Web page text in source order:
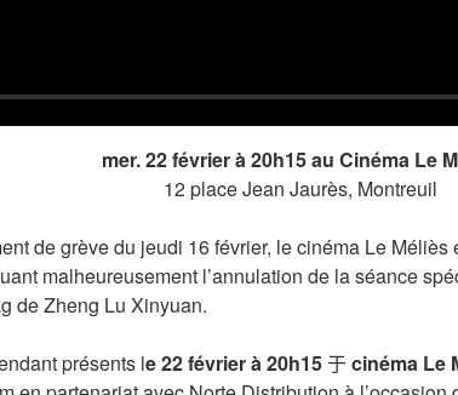
mer. 22 février à 20h15 au Cinéma Le
12 place Jean Jaurès, Montreuil
de grève du jeudi 16 février, le cinéma Le Méliès
malheureusement l’annulation de la séance
de Zheng Lu Xinyuan.
présents le 22 février à 20h15于cinéma Le